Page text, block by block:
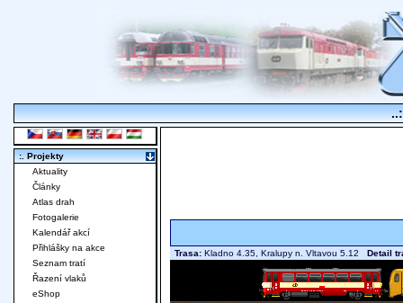
Trasa: Kladno 4.35, Kralupy n. Vltavou 5.12 Detail
:. Projekty
Aktuality
Články
Atlas drah
Fotogalerie
Kalendář akcí
Přihlášky na akce
Seznam tratí
Řazení vlaků
eShop